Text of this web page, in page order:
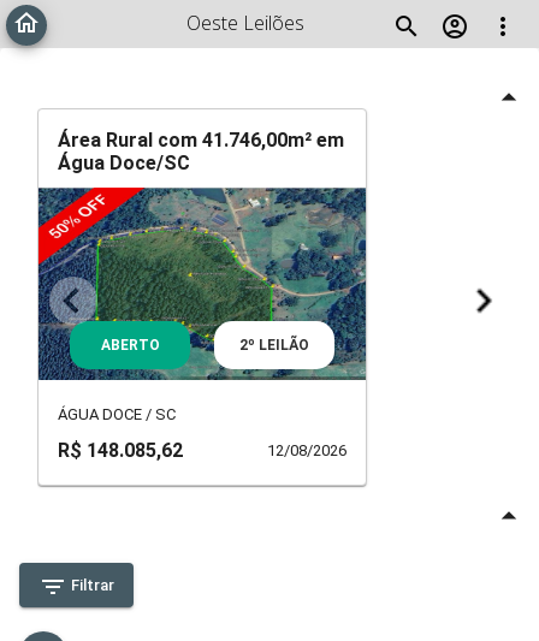
home Oeste Leilões search account_circle more_vert
arrow_drop_up
Área Rural com 41.746,00m² em
Água Doce/SC
ÁGUA DOCE / SC
R$ 148.085,62 12/08/2026
ABERTO 2º LEILÃO
arrow_drop_up
filter_list Filtrar